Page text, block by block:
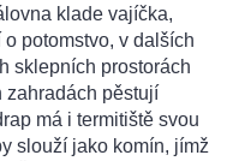
klade vajíčka,
potomstvo, v dalších
sklepních prostorách
zahradách pěstují
má i termitiště svou
slouží jako komín, jímž